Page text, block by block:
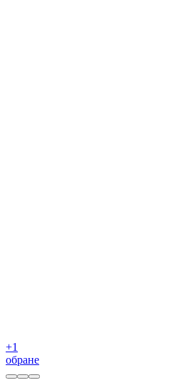
+1
обране